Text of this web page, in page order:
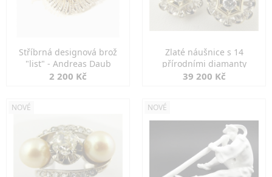
Stříbrná designová brož
"list" - Andreas Daub
2 200 Kč
Zlaté náušnice s 14
přírodními diamanty
39 200 Kč
NOVÉ NOVÉ